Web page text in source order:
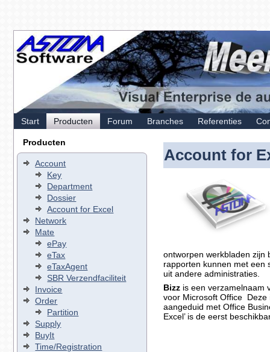
Start Producten Forum Branches Referenties
Producten
Account
Key
Department
Dossier
Account for Excel
Network
Mate
ePay
eTax
eTaxAgent
SBR Verzendfaciliteit
Invoice
Order
Partition
Supply
BuyIt
Time/Registration
Account for
ontworpen werkbladen zijn
rapporten kunnen met een
uit andere administraties.
Bizz is een verzamelnaam
voor Microsoft Office Deze
aangeduid met Office
Excel’ is de eerst